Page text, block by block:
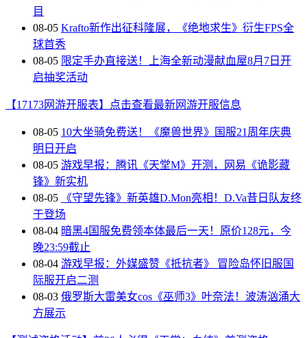
目
08-05 Krafto新作出征科隆展，《绝地求生》衍生FPS全
球首秀
08-05 限定手办直接送！上海全新动漫献血屋8月7日开
启抽奖活动
【17173网游开服表】点击查看最新网游开服信息
08-05 10大坐骑免费送！《魔兽世界》国服21周年庆典
明日开启
08-05 游戏早报：腾讯《天堂M》开测，网易《诡影藏
锋》新实机
08-05
《守望先锋》新英雄D.Mon亮相！D.Va昔日队友终
于登场
08-04 暗黑4国服免费领本体最后一天！原价128元，今
晚23:59截止
08-04 游戏早报：外媒盛赞《抵抗者》 冒险岛怀旧服国
际服开启二测
08-03 俄罗斯大雷美女cos《巫师3》叶奈法！波涛汹涌大
方展示